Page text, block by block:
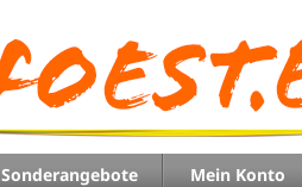
Sonderangebote Mein Konto